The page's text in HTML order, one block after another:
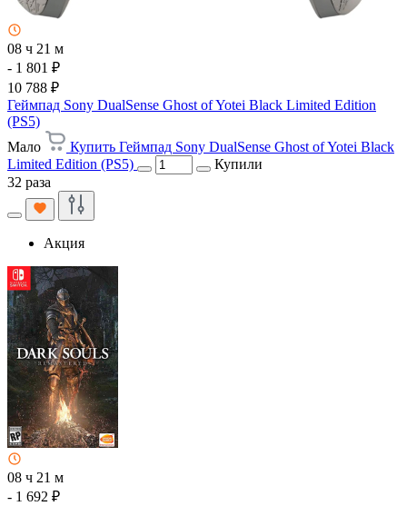
08 ч 21 м
- 1 801 ₽
10 788 ₽
Геймпад Sony DualSense Ghost of Yotei Black Limited Edition
(PS5)
Мало
Купить Геймпад Sony DualSense Ghost of Yotei Black
Limited Edition (PS5)
Купили
32 раза
Акция
08 ч 21 м
- 1 692 ₽